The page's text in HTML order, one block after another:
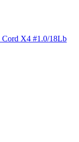
X4 #1.0/18Lb